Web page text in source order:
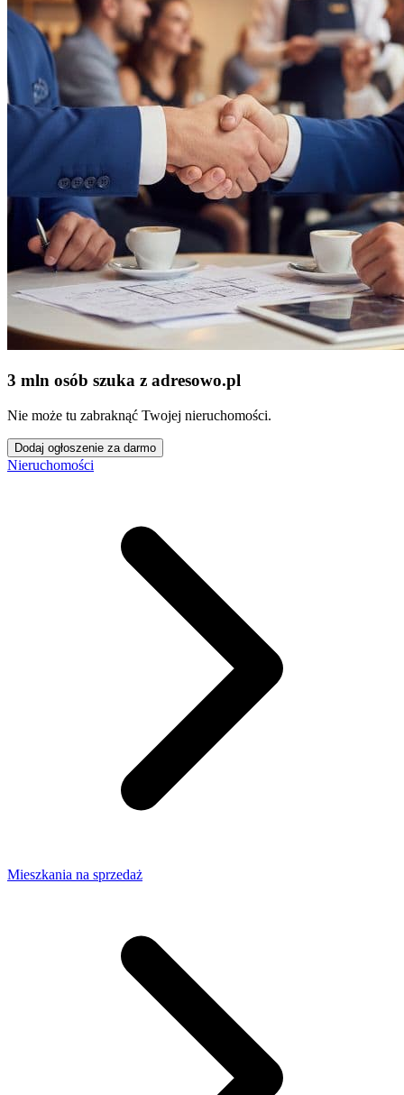
3 mln osób szuka z adresowo.pl
Nie może tu zabraknąć Twojej nieruchomości.
Dodaj ogłoszenie za darmo
Nieruchomości
Mieszkania na sprzedaż